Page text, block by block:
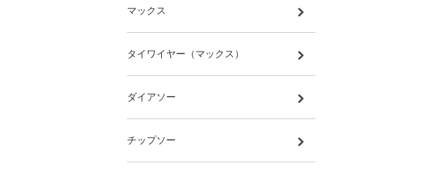
マックス
タイワイヤー（マックス）
ダイアソー
チップソー